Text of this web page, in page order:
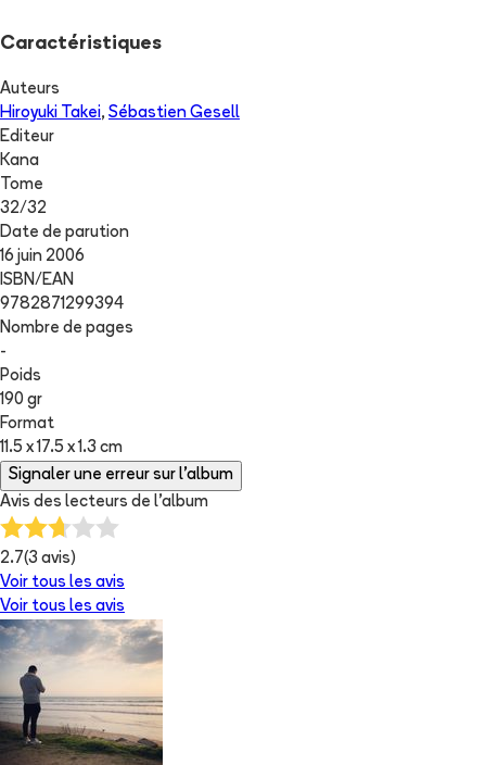
Caractéristiques
Auteurs
Hiroyuki Takei, Sébastien Gesell
Editeur
Kana
Tome
32/32
Date de parution
16 juin 2006
ISBN/EAN
9782871299394
Nombre de pages
-
Poids
190 gr
Format
11.5 x 17.5 x 1.3 cm
Signaler une erreur sur l'album
Avis des lecteurs de l'album
2.7(3 avis)
Voir tous les avis
Voir tous les avis